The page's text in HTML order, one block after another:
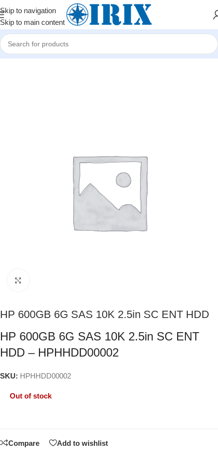
Skip to navigation
Skip to main content
Home/Shop/Kompüter hissələri
HP 600GB 6G SAS 10K 2.5in SC ENT HDD
HP 600GB 6G SAS 10K 2.5in SC ENT
HDD – HPHHDD00002
SKU: HPHHDD00002
Out of stock
Compare Add to wishlist